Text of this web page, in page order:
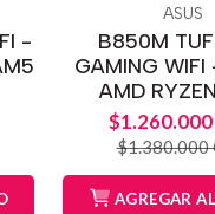
-
ASUS
B850M TUF
GAMING WIFI
AMD
$1.260.000
$1.380.000
AGREGAR